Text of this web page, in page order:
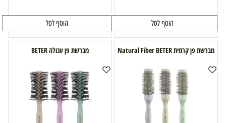
הוסף לסל הוסף לסל
מברשת פן קרמית Natural Fiber BETER מברשת פן עגולה BETER